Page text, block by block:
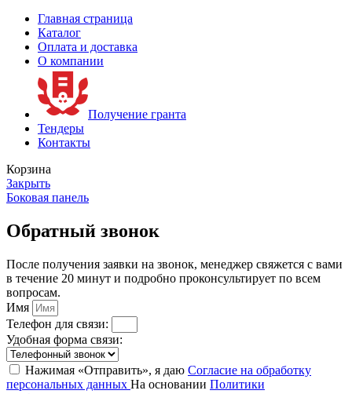
Главная страница
Каталог
Оплата и доставка
О компании
Получение гранта
Тендеры
Контакты
Корзина
Закрыть
Боковая панель
Обратный звонок
После получения заявки на звонок, менеджер свяжется с вами
в течение 20 минут и подробно проконсультирует по всем
вопросам.
Имя
Телефон для связи:
Удобная форма связи:
Нажимая «Отправить», я даю Согласие на обработку
персональных данных На основании Политики